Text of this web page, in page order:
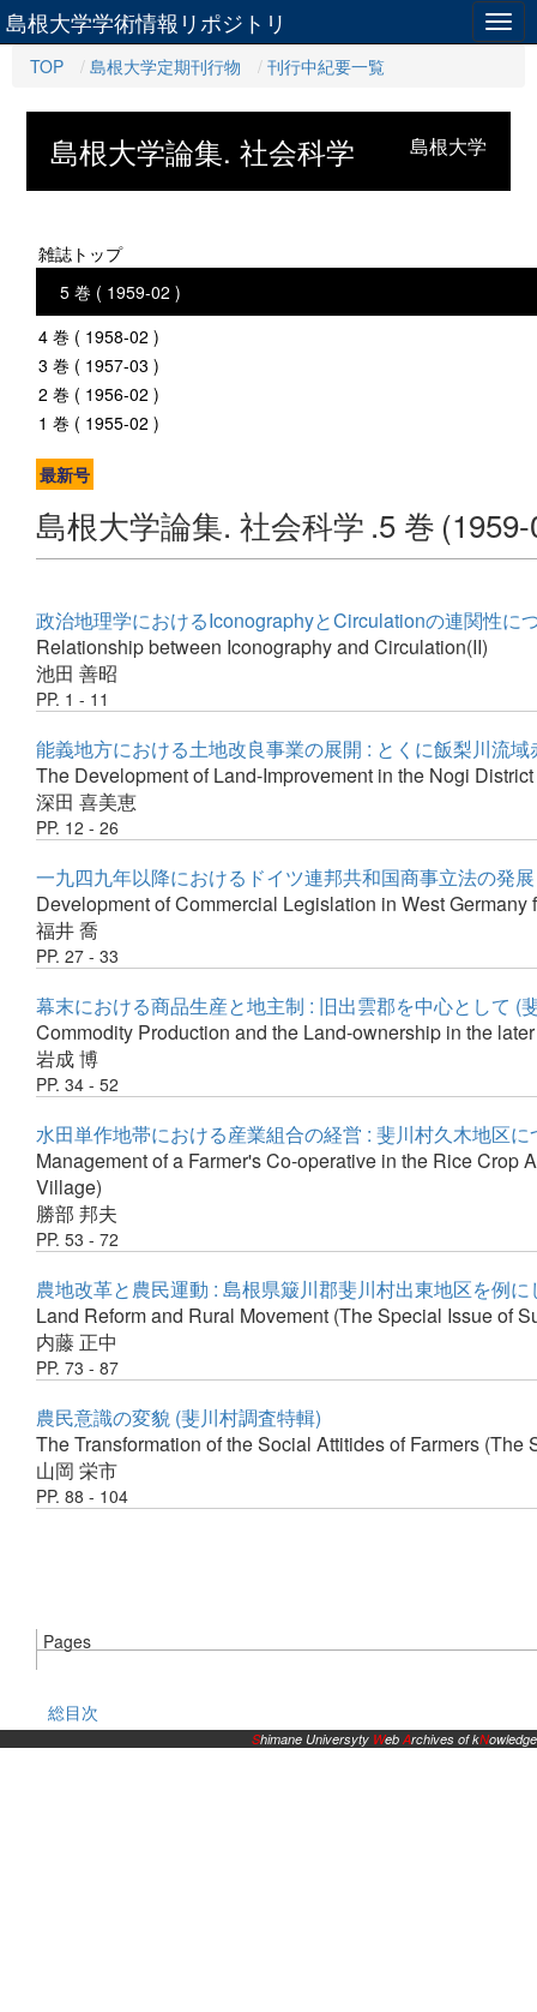
島根大学学術情報リポジトリ
TOP 島根大学定期刊行物 刊行中紀要一覧
島根大学
島根大学論集. 社会科学
雑誌トップ
5 巻 ( 1959-02 )
4 巻 ( 1958-02 )
3 巻 ( 1957-03 )
2 巻 ( 1956-02 )
1 巻 ( 1955-02 )
最新号
島根大学論集. 社会科学 .5 巻
政治地理学におけるIconographyとCirculationの連関性に
Relationship between Iconography and Circulation(II)
池田 善昭
PP. 1 - 11
能義地方における土地改良事業の展開 : とくに飯梨川流
The Development of Land-Improvement in the Nogi District
深田 喜美恵
PP. 12 - 26
一九四九年以降におけるドイツ連邦共和国商事立法の発展
Development of Commercial Legislation in West Germany
福井 喬
PP. 27 - 33
幕末における商品生産と地主制 : 旧出雲郡を中心として (
Commodity Production and the Land-ownership in the
岩成 博
PP. 34 - 52
水田単作地帯における産業組合の経営 : 斐川村久木地区
Management of a Farmer's Co-operative in the Rice
Village)
勝部 邦夫
PP. 53 - 72
農地改革と農民運動 : 島根県簸川郡斐川村出東地区を例
Land Reform and Rural Movement (The Special Issue of
内藤 正中
PP. 73 - 87
農民意識の変貌 (斐川村調査特輯)
The Transformation of the Social Attitides of Farmers
山岡 栄市
PP. 88 - 104
Pages
総目次
Shimane Universyty WebArchives of kNowledge